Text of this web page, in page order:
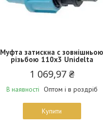
Муфта затискна c зовнішньою
різьбою 110х3 Unidelta
1 069,97 ₴
В наявності Оптом і в роздріб
Купити